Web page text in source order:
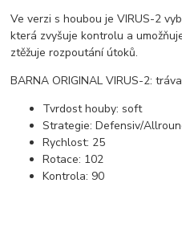
Ve verzi s houbou je VIRUS-2
která zvyšuje kontrolu a
ztěžuje rozpoutání útoků.
BARNA ORIGINAL VIRUS-2:
Tvrdost houby: soft
Strategie: Defensiv/
Rychlost: 25
Rotace: 102
Kontrola: 90